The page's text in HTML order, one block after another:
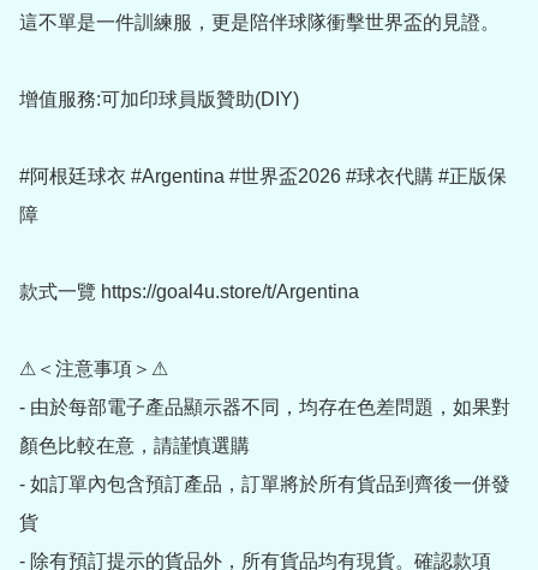
這不單是一件訓練服，更是陪伴球隊衝擊世界盃的見證。
增值服務:可加印球員版贊助(DIY)
#阿根廷球衣 #Argentina #世界盃2026 #球衣代購 #正版保
障
款式一覽 https://goal4u.store/t/Argentina
⚠＜注意事項＞⚠
- 由於每部電子產品顯示器不同，均存在色差問題，如果對
顏色比較在意，請謹慎選購
- 如訂單內包含預訂產品，訂單將於所有貨品到齊後一併發
貨
- 除有預訂提示的貨品外，所有貨品均有現貨。確認款項